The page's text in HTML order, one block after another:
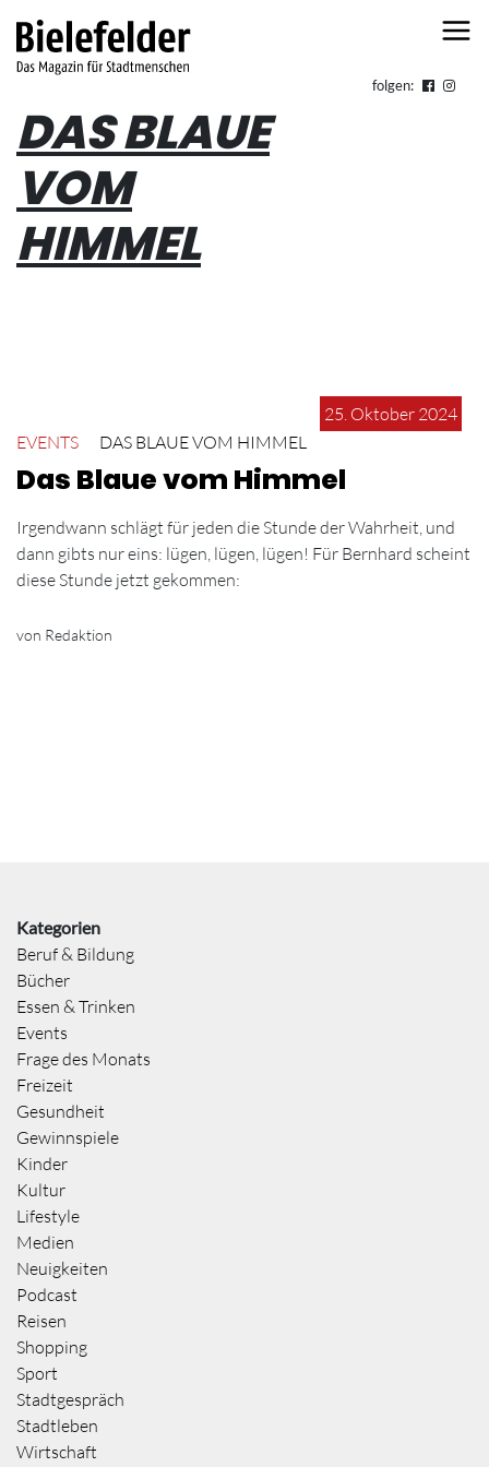
folgen:
DAS BLAUE
VOM
HIMMEL
25. Oktober 2024
EVENTS
DAS BLAUE VOM HIMMEL
Das Blaue vom Himmel
Irgendwann schlägt für jeden die Stunde der Wahrheit, und
dann gibts nur eins: lügen, lügen, lügen! Für Bernhard scheint
diese Stunde jetzt gekommen:
von Redaktion
Kategorien
Beruf & Bildung
Bücher
Essen & Trinken
Events
Frage des Monats
Freizeit
Gesundheit
Gewinnspiele
Kinder
Kultur
Lifestyle
Medien
Neuigkeiten
Podcast
Reisen
Shopping
Sport
Stadtgespräch
Stadtleben
Wirtschaft